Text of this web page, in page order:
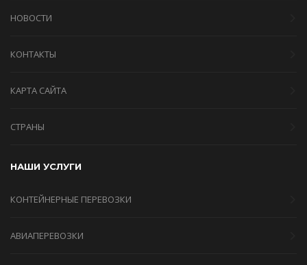
НОВОСТИ
КОНТАКТЫ
КАРТА САЙТА
СТРАНЫ
НАШИ УСЛУГИ
КОНТЕЙНЕРНЫЕ ПЕРЕВОЗКИ
АВИАПЕРЕВОЗКИ